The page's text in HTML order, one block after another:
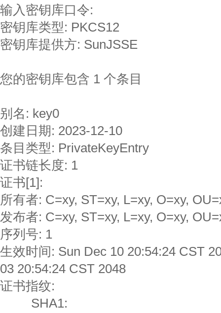
输入密钥库口令:
密钥库类型: PKCS12
密钥库提供方: SunJSSE
您的密钥库包含 1 个条目
别名: key0
创建日期: 2023-12-10
条目类型: PrivateKeyEntry
证书链长度: 1
证书[1]:
所有者: C=xy, ST=xy, L=xy, O=xy,
发布者: C=xy, ST=xy, L=xy, O=xy,
序列号: 1
生效时间: Sun Dec 10 20:54:24 CST
03 20:54:24 CST 2048
证书指纹:
SHA1: